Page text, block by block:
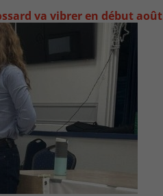
va vibrer en début août